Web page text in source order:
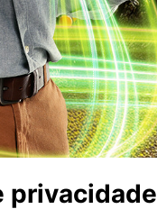
privacidade